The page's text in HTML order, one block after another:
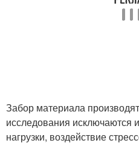
Забор материала
исследования исключаются
нагрузки, воздействие